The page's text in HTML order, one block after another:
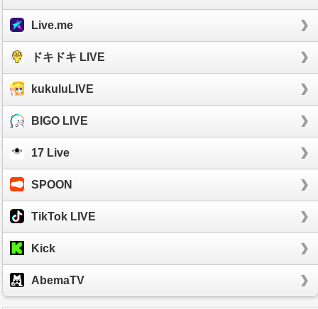
Live.me
ドキドキ LIVE
kukuluLIVE
BIGO LIVE
17 Live
SPOON
TikTok LIVE
Kick
AbemaTV